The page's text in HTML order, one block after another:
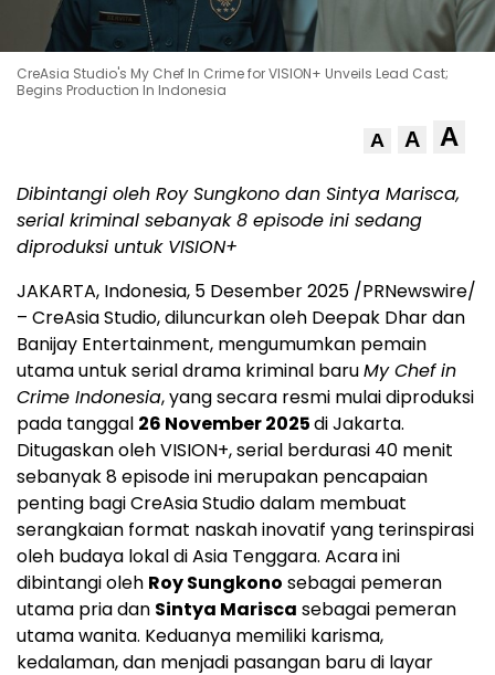
CreAsia Studio's My Chef In Crime for VISION+ Unveils Lead Cast;
Begins Production In Indonesia
A A A
Dibintangi oleh Roy Sungkono dan Sintya Marisca,
serial kriminal sebanyak 8 episode ini sedang
diproduksi untuk VISION+
JAKARTA, Indonesia, 5 Desember 2025 /PRNewswire/
– CreAsia Studio, diluncurkan oleh Deepak Dhardan
Banijay Entertainment, mengumumkan pemain
utama untuk serial drama kriminal baruMy Chef in
Crime Indonesia, yang secara resmi mulai diproduksi
pada tanggal 26 November 2025diJakarta.
Ditugaskan oleh VISION+, serial berdurasi 40 menit
sebanyak 8 episode ini merupakan pencapaian
penting bagi CreAsia Studio dalam membuat
serangkaian format naskah inovatif yang terinspirasi
oleh budaya lokal diAsia Tenggara. Acara ini
dibintangi oleh Roy Sungkono sebagai pemeran
utama pria dan Sintya Marisca sebagai pemeran
utama wanita. Keduanya memiliki karisma,
kedalaman, dan menjadi pasangan baru di layar